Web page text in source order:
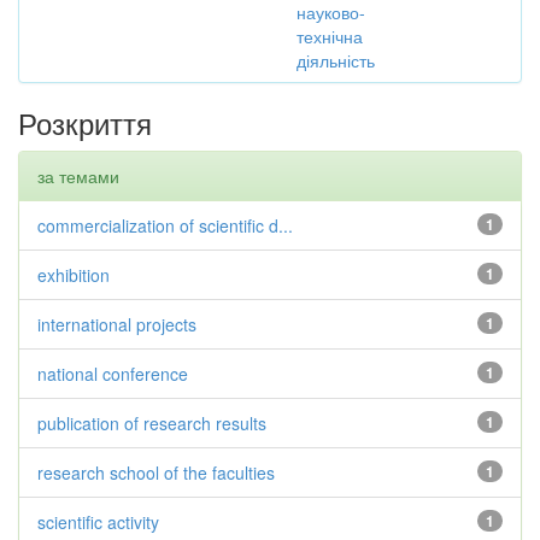
науково-
технічна
діяльність
Розкриття
за темами
1
commercialization of scientific d...
1
exhibition
1
international projects
1
national conference
1
publication of research results
1
research school of the faculties
1
scientific activity